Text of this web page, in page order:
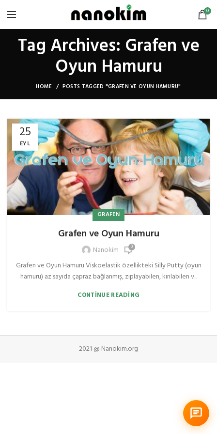
0
Tag Archives: Grafen ve
Oyun Hamuru
HOME POSTS TAGGED "GRAFEN VE OYUN HAMURU"
25
EYL
GRAFEN
Grafen ve Oyun Hamuru
Nanokim 0
Grafen ve Oyun Hamuru Viskoelastik özellikteki Silly Putty (oyun
hamuru) az sayıda çapraz bağlanmış, zıplayabilen, kırılabilen v...
CONTINUE READING
2021 @ Nanokim.org